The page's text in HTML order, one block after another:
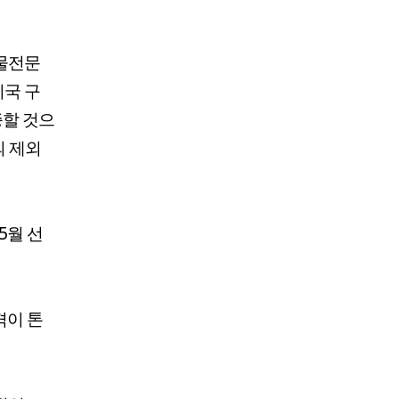
전문
구
것으
제외
월 선
이 톤